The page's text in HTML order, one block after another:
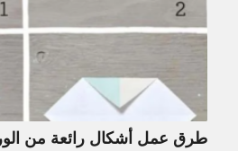
طرق عمل أشكال رائعة من